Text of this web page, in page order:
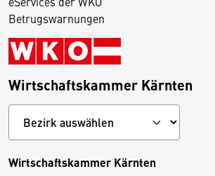
Betrugswarnungen
Wirtschaftskammer Kärnten
Wirtschaftskammer Kärnten